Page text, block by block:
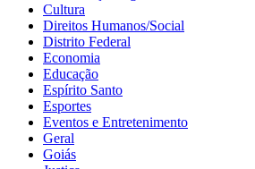
Cultura
Direitos Humanos/Social
Distrito Federal
Economia
Educação
Espírito Santo
Esportes
Eventos e Entretenimento
Geral
Goiás